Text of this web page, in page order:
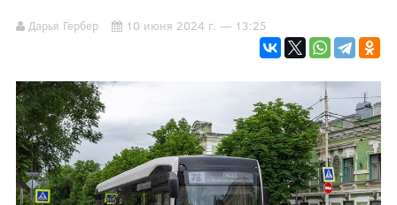
Дарья Гербер 10 июня 2024 г. — 13:25